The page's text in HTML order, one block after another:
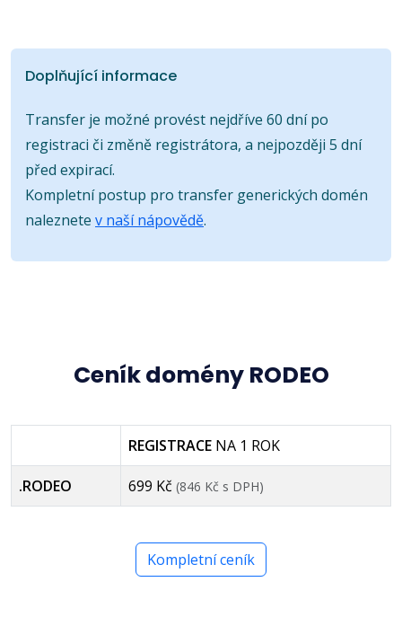
Doplňující informace
Transfer je možné provést nejdříve 60 dní po
registraci či změně registrátora, a nejpozději 5 dní
před expirací.
Kompletní postup pro transfer generických domén
naleznete v naší nápovědě.
Ceník domény RODEO
REGISTRACE NA 1 ROK
.RODEO 699 Kč (846 Kč s DPH)
Kompletní ceník